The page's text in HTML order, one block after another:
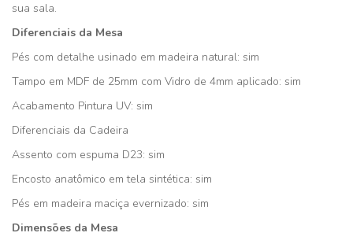
sua sala.
Diferenciais da Mesa
Pés com detalhe usinado em madeira natural: sim
Tampo em MDF de 25mm com Vidro de 4mm aplicado: sim
Acabamento Pintura UV: sim
Diferenciais da Cadeira
Assento com espuma D23: sim
Encosto anatômico em tela sintética: sim
Pés em madeira maciça evernizado: sim
Dimensões da Mesa